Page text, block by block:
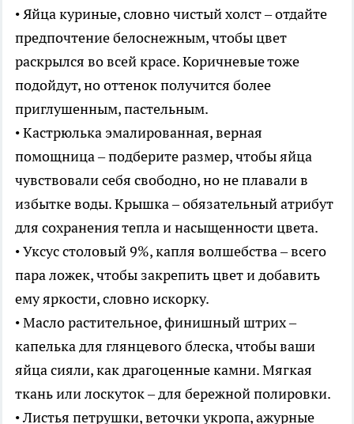
• Яйца куриные, словно чистый холст – отдайте
предпочтение белоснежным, чтобы цвет
раскрылся во всей красе. Коричневые тоже
подойдут, но оттенок получится более
приглушенным, пастельным.
• Кастрюлька эмалированная, верная
помощница – подберите размер, чтобы яйца
чувствовали себя свободно, но не плавали в
избытке воды. Крышка – обязательный атрибут
для сохранения тепла и насыщенности цвета.
• Уксус столовый 9%, капля волшебства – всего
пара ложек, чтобы закрепить цвет и добавить
ему яркости, словно искорку.
• Масло растительное, финишный штрих –
капелька для глянцевого блеска, чтобы ваши
яйца сияли, как драгоценные камни. Мягкая
ткань или лоскуток – для бережной полировки.
• Листья петрушки, веточки укропа, ажурные